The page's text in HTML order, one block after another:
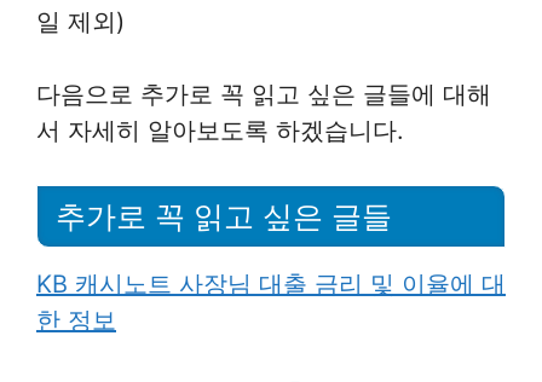
일 제외)
다음으로 추가로 꼭 읽고 싶은 글들에 대해
서 자세히 알아보도록 하겠습니다.
추가로 꼭 읽고 싶은 글들
KB 캐시노트 사장님 대출 금리 및 이율에 대
한 정보